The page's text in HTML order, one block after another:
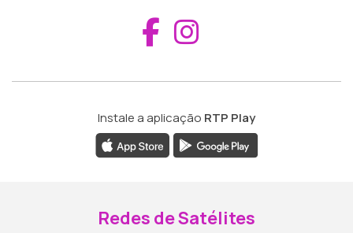
Aceder ao
Instale a aplicação RTP Play
Redes de Satélites